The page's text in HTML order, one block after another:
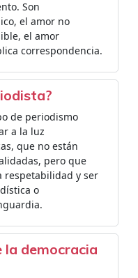
Son
el amor no
el amor
correspondencia.
de periodismo
a la luz
que no están
pero que
respetabilidad y ser
o
la democracia